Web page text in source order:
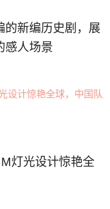
的新编历史剧，展
感人场景
灯光设计惊艳全